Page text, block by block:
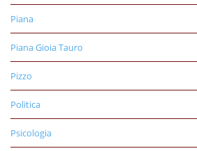
Piana
Piana Gioia Tauro
Pizzo
Politica
Psicologia